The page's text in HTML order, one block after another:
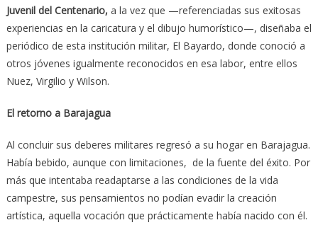
Juvenil del Centenario, a la vez que —referenciadas sus exitosas
experiencias en la caricatura y el dibujo humorístico—, diseñaba el
periódico de esta institución militar, El Bayardo, donde conoció a
otros jóvenes igualmente reconocidos en esa labor, entre ellos
Nuez, Virgilio y Wilson.
El retorno a Barajagua
Al concluir sus deberes militares regresó a su hogar en Barajagua.
Había bebido, aunque con limitaciones, de la fuente del éxito. Por
más que intentaba readaptarse a las condiciones de la vida
campestre, sus pensamientos no podían evadir la creación
artística, aquella vocación que prácticamente había nacido con él.